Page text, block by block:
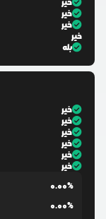
خیر
خیر
خیر
بله
خیر
خیر
خیر
خیر
خیر
خیر
0.00%
0.00%